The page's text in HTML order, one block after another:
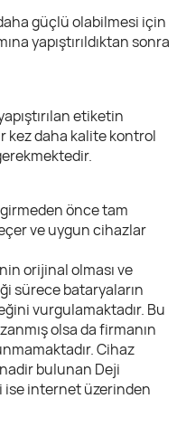
güçlü olabilmesi için
yapıştırıldıktan sonra
etiketin
daha kalite kontrol
önce tam
ve uygun cihazlar
orijinal olması ve
sürece bataryaların
vurgulamaktadır. Bu
olsa da firmanın
Cihaz
bulunan Deji
ise internet üzerinden